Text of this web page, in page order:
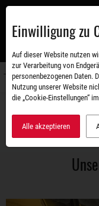
Zum
Einwilligung zu
Auf dieser Website nutzen
zur Verarbeitung von
personenbezogenen Daten.
Nutzung unserer Website
die „Cookie-Einstellungen“
Alle akzeptieren